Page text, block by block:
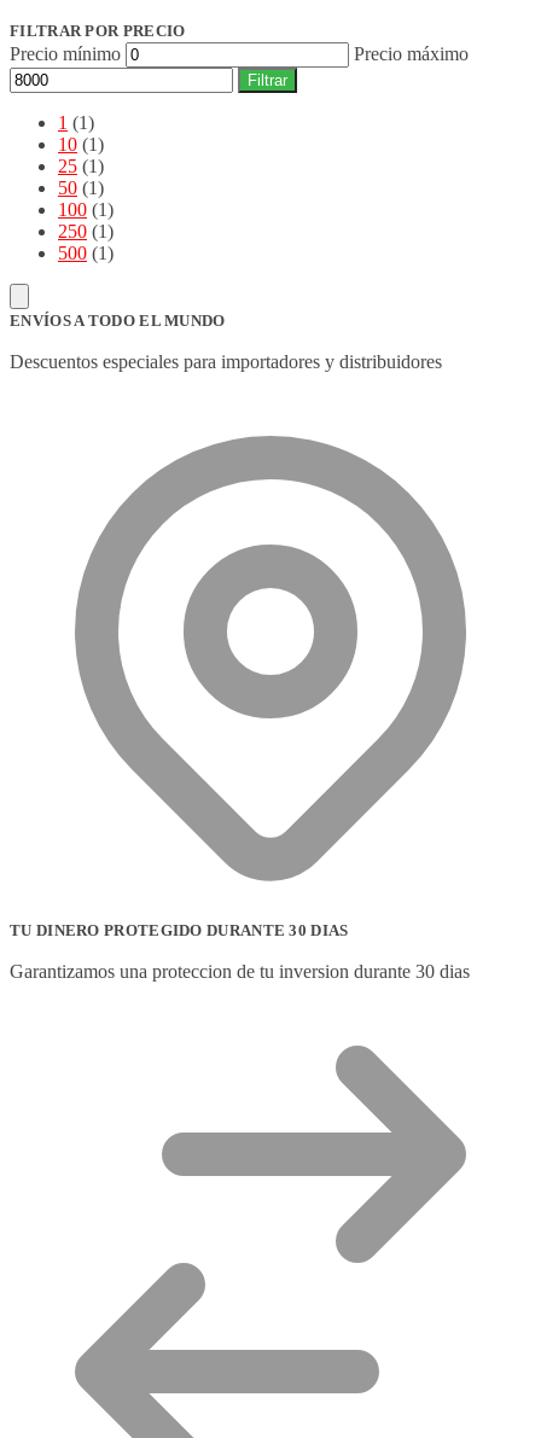
FILTRAR POR PRECIO
Precio mínimo Precio máximo
Filtrar
1 (1)
10 (1)
25 (1)
50 (1)
100 (1)
250 (1)
500 (1)
ENVÍOS A TODO EL MUNDO
Descuentos especiales para importadores y distribuidores
TU DINERO PROTEGIDO DURANTE 30 DIAS
Garantizamos una proteccion de tu inversion durante 30 dias